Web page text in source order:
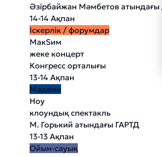
Әзірбайжан Мәмбетов атындағы
14-14 Ақпан
Іскерлік / форумдар
МакSим
жеке концерт
Конгресс орталығы
13-14 Ақпан
Мәдени
Ноу
клоундық спектакль
М. Горький атындағы ГАРТД
13-13 Ақпан
Ойын-сауық